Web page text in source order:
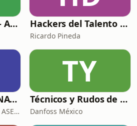
Infancias Latinas - Arriba Chamacos Hackers del Talento con Ricardo Pineda
Ricardo Pineda
CRÓNICAS DE REINAS Y ASESINAS
CRÓNICAS DE REINAS Y ASESINAS
TY
Técnicos y Rudos de la Refrigeración
Danfoss México